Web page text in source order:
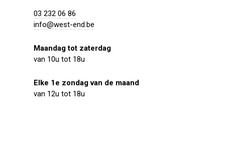
03 232 06 86
info@west-end.be
Maandag tot zaterdag
van 10u tot 18u
Elke 1e zondag van de maand
van 12u tot 18u